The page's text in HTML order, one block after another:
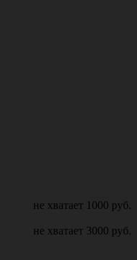
не хватает 1000 руб.
не хватает 3000 руб.